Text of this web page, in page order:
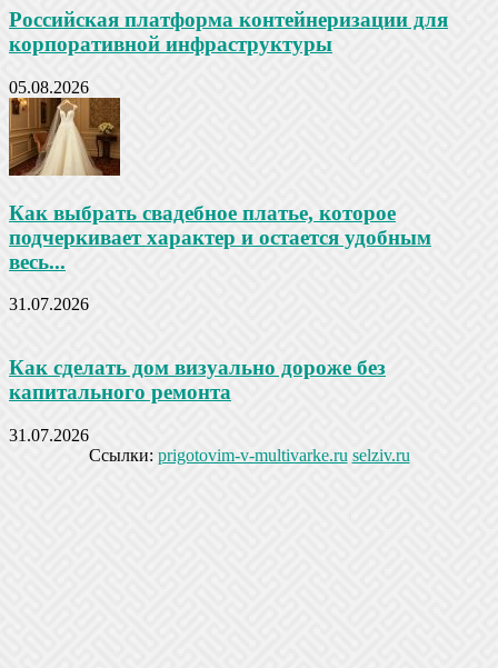
Российская платформа контейнеризации для
корпоративной инфраструктуры
05.08.2026
Как выбрать свадебное платье, которое
подчеркивает характер и остается удобным
весь...
31.07.2026
Как сделать дом визуально дороже без
капитального ремонта
31.07.2026
Ссылки: prigotovim-v-multivarke.ru selziv.ru